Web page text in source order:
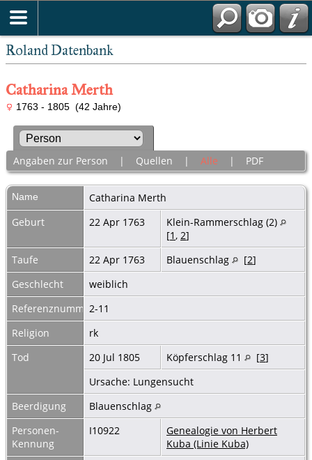
Roland Datenbank
Catharina Merth
1763 - 1805 (42 Jahre)
Angaben zur Person | Quellen | Alle | PDF
Name Catharina Merth
Geburt
22 Apr 1763
Klein-Rammerschlag (2)
[1, 2]
Taufe
22 Apr 1763 Blauenschlag [2]
Geschlecht
weiblich
Referenznummer2-11
Religion
rk
Tod
20 Jul 1805 Köpferschlag 11 [3]
Ursache: Lungensucht
Beerdigung
Blauenschlag
Personen-
Kennung
I10922
Genealogie von Herbert
Kuba (Linie Kuba)